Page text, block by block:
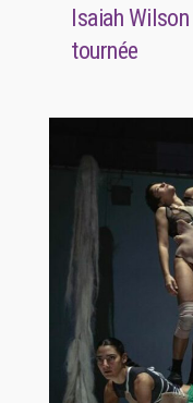
Isaiah
tournée